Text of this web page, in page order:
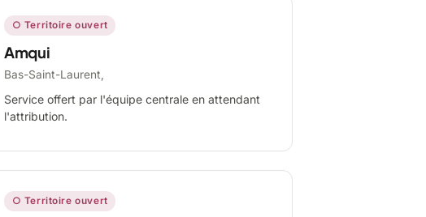
○ Territoire ouvert
Amqui
Bas-Saint-Laurent,
Service offert par l'équipe centrale en attendant
l'attribution.
○ Territoire ouvert